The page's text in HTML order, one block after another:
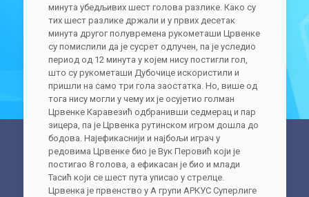
минута убедљивих шест голова разлике. Како су
тих шест разлике држали и у првих десетак
минута другог полувремена рукометаши Црвенке
су помислили да је сусрет одлучен, па је уследио
период од 12 минута у којем нису постигли гол,
што су рукометаши Дубочице искористили и
пришли на само три гола заостатка. Но, више од
тога нису могли у чему их је осујетио голман
Црвенке Каравезић одбранивши седмерац и пар
зицера, па је Црвенка рутинском игром дошла до
бодова. Најефикаснији и најбољи играч у
редовима Црвенке био је Вук Перовић који је
постигао 8 голова, а ефикасан је био и млади
Тасић који се шест пута уписао у стрелце.
Црвенка је првенство у А групи АРКУС Суперлиге